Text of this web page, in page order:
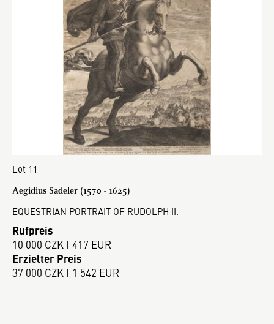
Lot 11
Aegidius Sadeler (1570 - 1625)
EQUESTRIAN PORTRAIT OF RUDOLPH II.
Rufpreis
10 000 CZK | 417 EUR
Erzielter Preis
37 000 CZK | 1 542 EUR